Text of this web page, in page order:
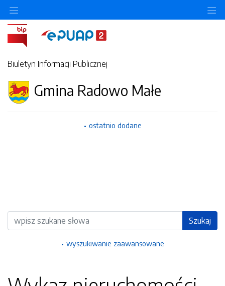
Biuletyn Informacji Publicznej
Gmina Radowo Małe
ostatnio dodane
Wyszukiwarka Szukaj
wyszukiwanie zaawansowane